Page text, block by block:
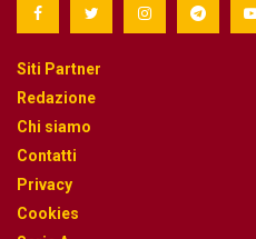
Siti Partner
Redazione
Chi siamo
Contatti
Privacy
Cookies